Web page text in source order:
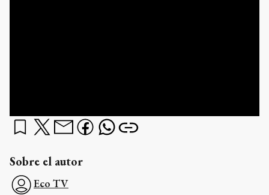
Sobre el autor
Eco TV